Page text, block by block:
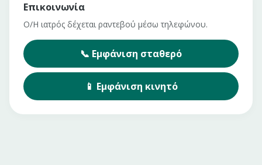
Επικοινωνία
Ο/Η ιατρός δέχεται ραντεβού μέσω τηλεφώνου.
📞 Εμφάνιση σταθερό
📱 Εμφάνιση κινητό